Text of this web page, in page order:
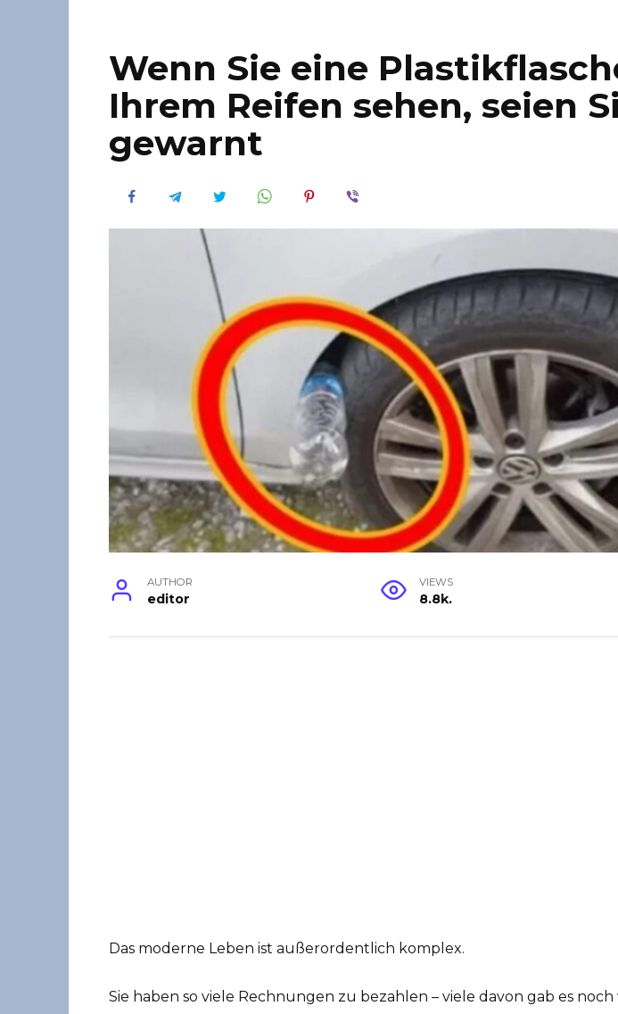
Wenn Sie eine
Ihrem Reifen sehen, seien
gewarnt
AUTHOR
editor
VIEWS
8.8k.
Das moderne Leben ist außerordentlich komplex.
Sie haben so viele Rechnungen zu bezahlen – viele davon gab es noch